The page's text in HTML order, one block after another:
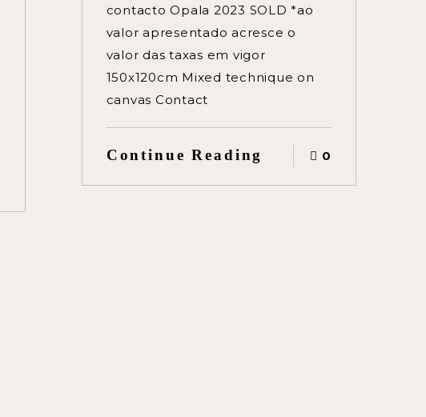
contacto Opala 2023 SOLD *ao
valor apresentado acresce o
valor das taxas em vigor
150x120cm Mixed technique on
canvas Contact
Continue Reading 0